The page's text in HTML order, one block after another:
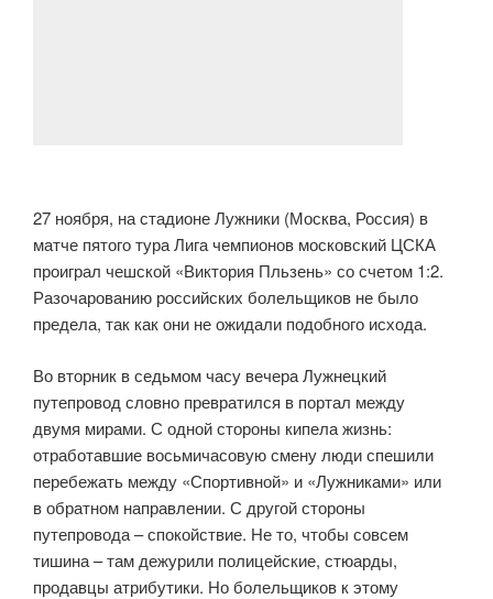
27 ноября, на стадионе Лужники (Москва, Россия) в
матче пятого тура Лига чемпионов московский ЦСКА
проиграл чешской «Виктория Пльзень» со счетом 1:2.
Разочарованию российских болельщиков не было
предела, так как они не ожидали подобного исхода.
Во вторник в седьмом часу вечера Лужнецкий
путепровод словно превратился в портал между
двумя мирами. С одной стороны кипела жизнь:
отработавшие восьмичасовую смену люди спешили
перебежать между «Спортивной» и «Лужниками» или
в обратном направлении. С другой стороны
путепровода – спокойствие. Не то, чтобы совсем
тишина – там дежурили полицейские, стюарды,
продавцы атрибутики. Но болельщиков к этому